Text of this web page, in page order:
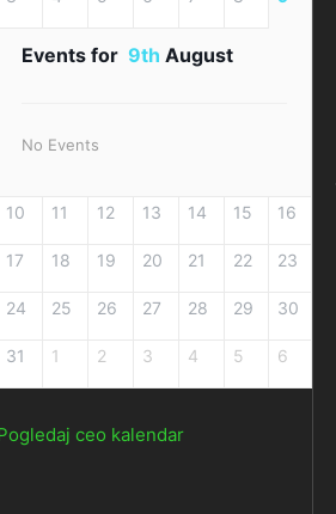
Events for 9th August
No Events
10 11 12 13 14 15 16
17 18 19 20 21 22 23
24 25 26 27 28 29 30
31 1 2 3 4 5 6
ceo kalendar